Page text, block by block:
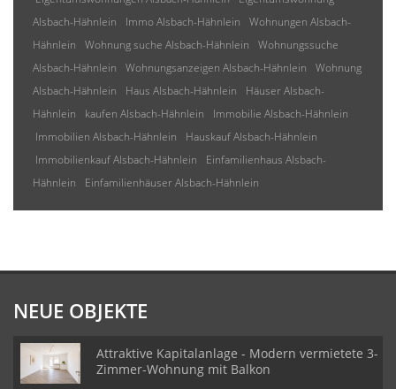
Alsbach-Hähnlein
Immo Alsbach-Hähnlein
Wohnungen Alsbach-
Hähnlein
Wohnung suche Alsbach-Hähnlein
Wohnungssuche
Alsbach-Hähnlein
Wohnungsanzeigen Alsbach-Hähnlein
Wohnung
Alsbach-Hähnlein
Haus Alsbach-Hähnlein
Häuser Alsbach-
Hähnlein
kaufen Alsbach-Hähnlein
Immobilie Alsbach-Hähnlein
Immobilien Alsbach-Hähnlein
Hauskauf Alsbach-Hähnlein
Immobilienkauf Alsbach-Hähnlein
Einfamilienhaus Alsbach-
Hähnlein
Einfamilienhäuser Alsbach-Hähnlein
NEUE OBJEKTE
Attraktive Kapitalanlage - Modern vermietete 3-
Zimmer-Wohnung mit Balkon